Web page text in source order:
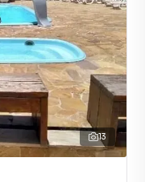
13